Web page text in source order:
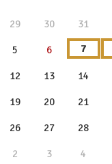
29 30 31
5 6 7
12 13 14
19 20 21
26 27 28
2 3 4